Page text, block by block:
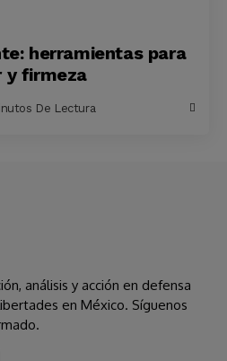
herramientas para
y firmeza
De Lectura
análisis y acción en defensa
en México. Síguenos